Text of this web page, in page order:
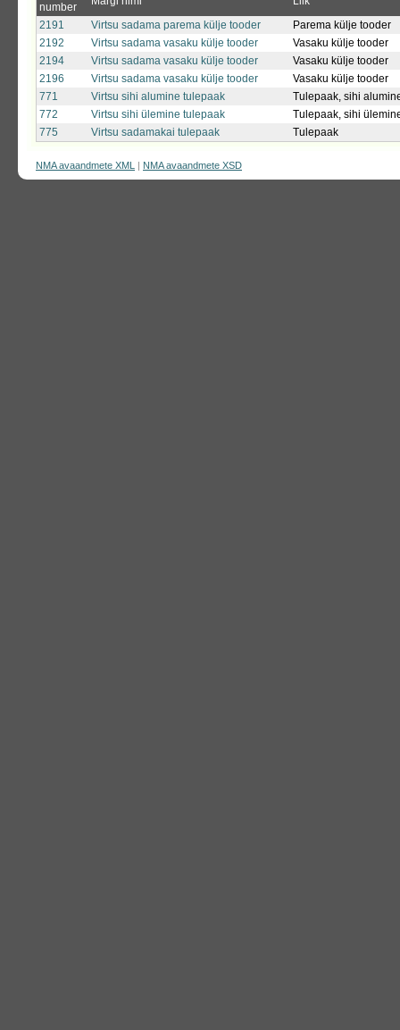
number
2191
Virtsu sadama parema külje tooder
Parema külje tooder
2192
Virtsu sadama vasaku külje tooder
Vasaku külje tooder
2194
Virtsu sadama vasaku külje tooder
Vasaku külje tooder
2196
Virtsu sadama vasaku külje tooder
Vasaku külje tooder
771
Virtsu sihi alumine tulepaak
Tulepaak, sihi
772
Virtsu sihi ülemine tulepaak
Tulepaak, sihi
775
Virtsu sadamakai tulepaak Tulepaak
NMA avaandmete XML | NMA avaandmete XSD